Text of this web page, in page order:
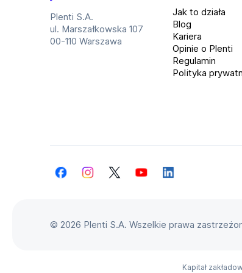
kabel USB-A/USB-C,
igłę do tacki SIM.
Najważniejsze parametry
x 1216 px, 144 Hz,
aparaty tylne: 2 x 50 Mpx + 2 Mpx,
USB typ C,
Plenti S.A.
ul. Marszałkowska 107
00-110 Warszawa
Jak to działa
Blog
Kariera
Opinie o Plenti
Regulamin
Polityka
FacebookInstagramTwitterYouTubeLinkedIn
© 2026 Plenti S.A. Wszelkie prawa
Kapitał